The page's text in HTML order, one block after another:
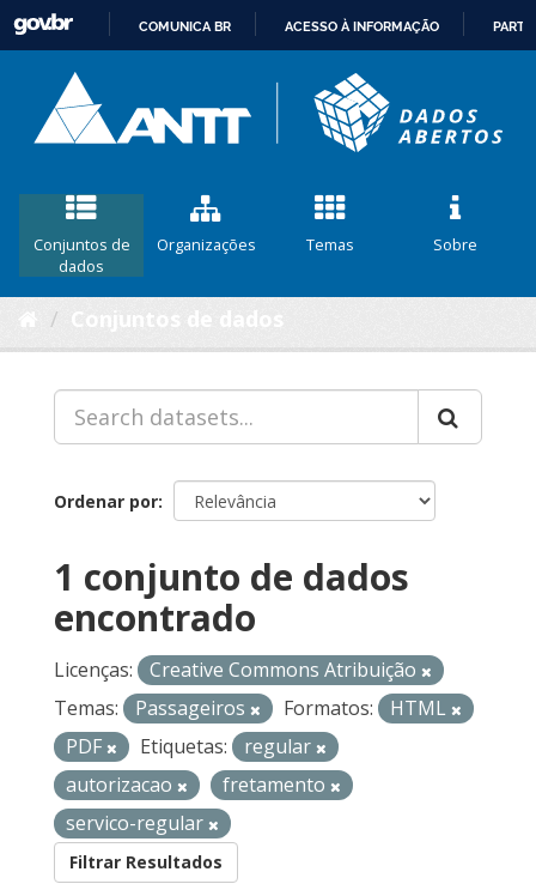
CONTEÚDO
COMUNICA BR ACESSO À INFORMAÇÃO
Conjuntos de
dados
Organizações Temas Sobre
Ordenar por
1 conjunto de dados
encontrado
Licenças:
Creative Commons Atribuição
Temas:
Passageiros Formatos:
HTML
PDF
Etiquetas:
regular
autorizacao
fretamento
servico-regular
Filtrar Resultados